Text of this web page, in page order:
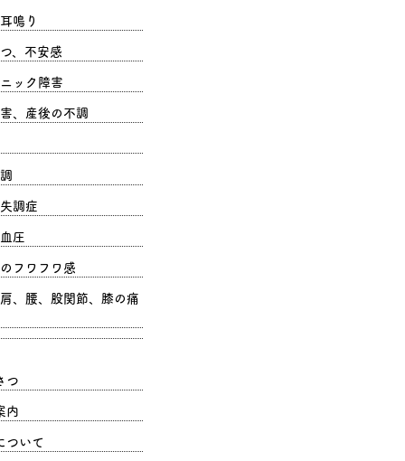
鳴り
、不安感
ック障害
、産後の不調
調症
圧
フワフワ感
、腰、股関節、膝の痛
つ
内
ついて